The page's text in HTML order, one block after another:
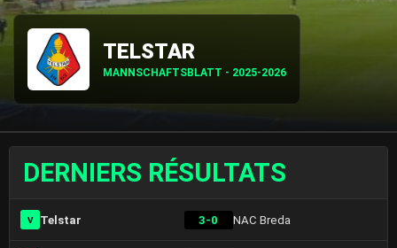
TELSTAR
MANNSCHAFTSBLATT - 2025-2026
DERNIERS RÉSULTATS
V Telstar 3-0 NAC Breda